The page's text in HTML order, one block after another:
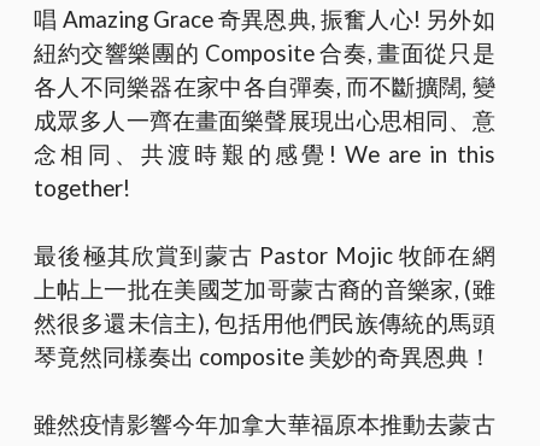
唱 Amazing Grace 奇異恩典, 振奮人心! 另外如
紐約交響樂團的 Composite 合奏, 畫面從只是
各人不同樂器在家中各自彈奏, 而不斷擴闊, 變
成眾多人一齊在畫面樂聲展現出心思相同、意
念相同、共渡時艱的感覺! We are in this
together!
最後極其欣賞到蒙古 Pastor Mojic 牧師在網
上帖上一批在美國芝加哥蒙古裔的音樂家, (雖
然很多還未信主), 包括用他們民族傳統的馬頭
琴竟然同樣奏出 composite 美妙的奇異恩典！
雖然疫情影響今年加拿大華福原本推動去蒙古